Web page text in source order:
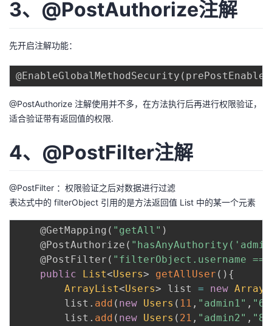
3、@PostAuthorize注解
先开启注解功能：
@EnableGlobalMethodSecurity (
@PostAuthorize 注解使用并不多，在方法执行后再进行权限验证，
适合验证带有返回值的权限.
4、@PostFilter注解
@PostFilter ：权限验证之后对数据进行过滤
表达式中的 filterObject 引用的是方法返回值 List 中的某一个元素
@GetMapping ( "getAll" )
@PostAuthorize (
@PostFilter ( "filterObject.username ==
public
List<Users> getAllUser ( ) {
ArrayList<Users> list = new
        list
. add ( new Users ( 11 , "admin1" ,
        list
. add ( new Users ( 21 , "admin2" ,